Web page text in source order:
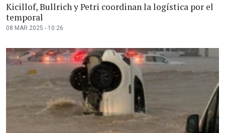
Kicillof, Bullrich y Petri coordinan la logística por el
temporal
08 MAR 2025 - 10:26